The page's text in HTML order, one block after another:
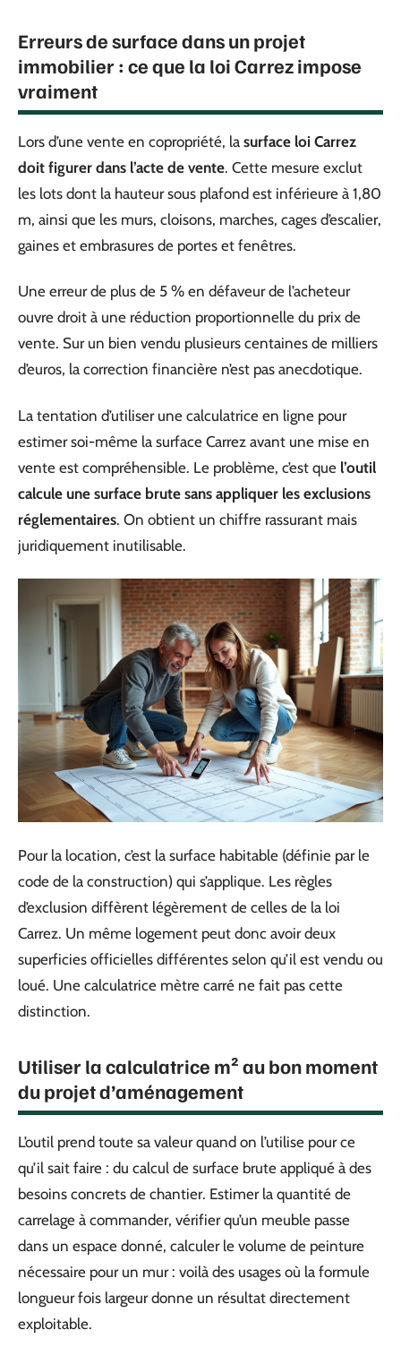
Erreurs de surface dans un projet
immobilier : ce que la loi Carrez impose
vraiment
Lors d’une vente en copropriété, la surface loi Carrez
doit figurer dans l’acte de vente. Cette mesure exclut
les lots dont la hauteur sous plafond est inférieure à 1,80
m, ainsi que les murs, cloisons, marches, cages d’escalier,
gaines et embrasures de portes et fenêtres.
Une erreur de plus de 5 % en défaveur de l’acheteur
ouvre droit à une réduction proportionnelle du prix de
vente. Sur un bien vendu plusieurs centaines de milliers
d’euros, la correction financière n’est pas anecdotique.
La tentation d’utiliser une calculatrice en ligne pour
estimer soi-même la surface Carrez avant une mise en
vente est compréhensible. Le problème, c’est que l’outil
calcule une surface brute sans appliquer les exclusions
réglementaires. On obtient un chiffre rassurant mais
juridiquement inutilisable.
Pour la location, c’est la surface habitable (définie par le
code de la construction) qui s’applique. Les règles
d’exclusion diffèrent légèrement de celles de la loi
Carrez. Un même logement peut donc avoir deux
superficies officielles différentes selon qu’il est vendu ou
loué. Une calculatrice mètre carré ne fait pas cette
distinction.
Utiliser la calculatrice m² au bon moment
du projet d’aménagement
L’outil prend toute sa valeur quand on l’utilise pour ce
qu’il sait faire : du calcul de surface brute appliqué à des
besoins concrets de chantier. Estimer la quantité de
carrelage à commander, vérifier qu’un meuble passe
dans un espace donné, calculer le volume de peinture
nécessaire pour un mur : voilà des usages où la formule
longueur fois largeur donne un résultat directement
exploitable.